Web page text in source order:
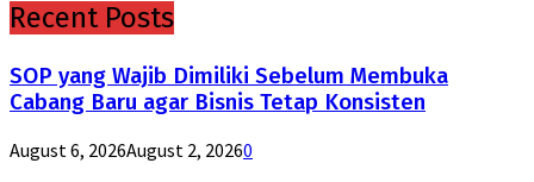
Recent Posts
SOP yang Wajib Dimiliki Sebelum Membuka
Cabang Baru agar Bisnis Tetap Konsisten
August 6, 2026August 2, 20260